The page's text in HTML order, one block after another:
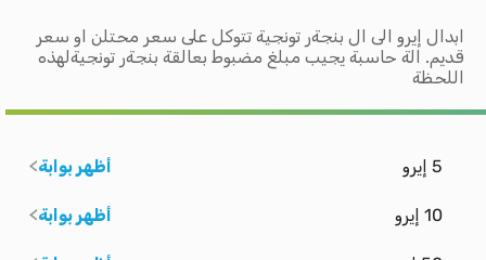
ابدال إيرو الى ال بنجةر تونجية تتوكل على سعر محتلن او سعر
قديم. الة حاسبة يجيب مبلغ مضبوط بعالقة بنجةر تونجيةلهذه
اللحظة
5 إيرو أظهر بوابة
10 إيرو أظهر بوابة